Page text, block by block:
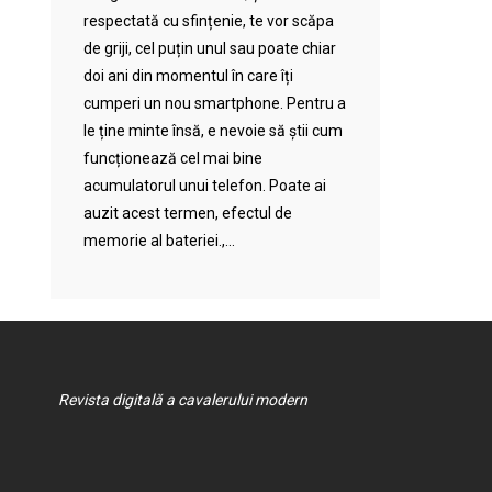
respectată cu sfințenie, te vor scăpa
de griji, cel puțin unul sau poate chiar
doi ani din momentul în care îți
cumperi un nou smartphone. Pentru a
le ține minte însă, e nevoie să știi cum
funcționează cel mai bine
acumulatorul unui telefon. Poate ai
auzit acest termen, efectul de
memorie al bateriei.,...
Revista digitală a cavalerului modern